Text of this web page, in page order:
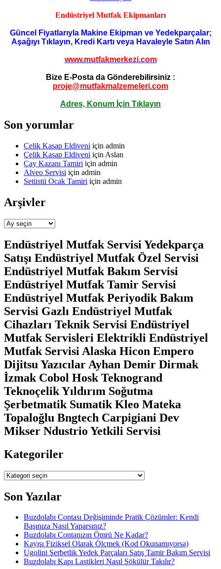
Endüstriyel Mutfak Ekipmanları
Güncel Fiyatlarıyla Makine Ekipman ve Yedekparçalar;
Aşağıyı Tıklayın, Kredi Kartı veya Havaleyle Satın Alın
www.mutfakmerkezi.com
Bize E-Posta da Gönderebilirsiniz :
proje@mutfakmalzemeleri.com
Adres, Konum İçin Tıklayın
Son yorumlar
Çelik Kasap Eldiveni için admin
Çelik Kasap Eldiveni için Aslan
Çay Kazanı Tamiri için admin
Alveo Servisi için admin
Setüstü Ocak Tamiri için admin
Arşivler
Arşivler
Endüstriyel Mutfak Servisi Yedekparça
Satışı Endüstriyel Mutfak Özel Servisi
Endüstriyel Mutfak Bakım Servisi
Endüstriyel Mutfak Tamir Servisi
Endüstriyel Mutfak Periyodik Bakım
Servisi Gazlı Endüstriyel Mutfak
Cihazları Teknik Servisi Endüstriyel
Mutfak Servisleri Elektrikli Endüstriyel
Mutfak Servisi Alaska Hicon Empero
Dijitsu Yazıcılar Ayhan Demir Dirmak
İzmak Cobol Hosk Teknogrand
Teknoçelik Yıldırım Soğutma
Şerbetmatik Sumatik Kleo Mateka
Topaloğlu Bngtech Carpigiani Dev
Mikser Ndustrio Yetkili Servisi
Kategoriler
Kategoriler
Son Yazılar
Buzdolabı Contası Değişiminde Pratik Çözümler: Kendi
Başınıza Nasıl Yaparsınız?
Buzdolabı Contanızın Ömrü Ne Kadar?
Kayışı Fiziksel Olarak Ölçmek (Kod Okunamıyorsa)
Ugolini Şerbetlik Yedek Parçaları Satış Tamir Bakım Servisi
Buzdolabı Kapı Lastikleri Nasıl Sökülür Takılır?